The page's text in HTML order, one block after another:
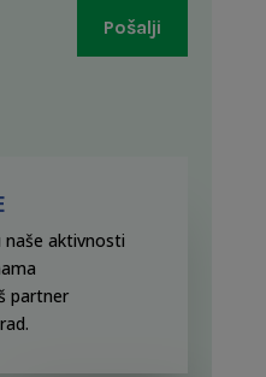
Pošalji
naše aktivnosti
partner
.